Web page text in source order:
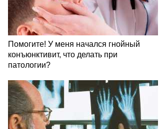
Помогите! У меня начался гнойный
конъюнктивит, что делать при
патологии?